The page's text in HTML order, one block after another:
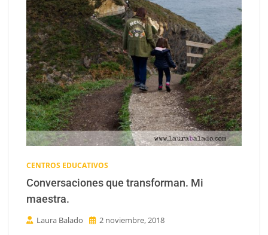
CENTROS EDUCATIVOS
Conversaciones que transforman. Mi
maestra.
Laura Balado 2 noviembre, 2018